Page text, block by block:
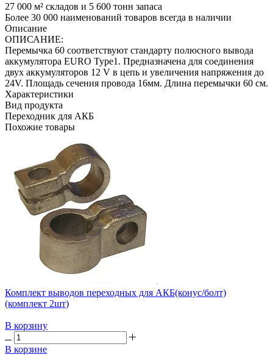
27 000 м² складов и 5 600 тонн запаса
Более 30 000 наименований товаров всегда в наличии
Описание
ОПИСАНИЕ:
Перемычка 60 соответствуют стандарту полюсного вывода
аккумулятора EURO Type1. Предназначена для соединения
двух аккумуляторов 12 V в цепь и увеличения напряжения до
24V. Площадь сечения провода 16мм. Длина перемычки 60 см.
Характеристики
Вид продукта
Переходник для АКБ
Похожие товары
Комплект выводов переходных для АКБ(конус/болт)
(комплект 2шт)
В корзину
В корзине